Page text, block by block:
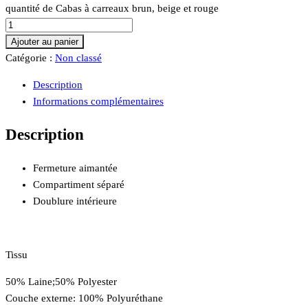
quantité de Cabas à carreaux brun, beige et rouge
Ajouter au panier
Catégorie : Non classé
Description
Informations complémentaires
Description
Fermeture aimantée
Compartiment séparé
Doublure intérieure
Tissu
50% Laine;50% Polyester
Couche externe: 100% Polyuréthane